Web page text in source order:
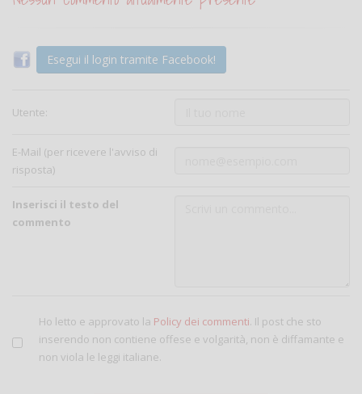
Esegui il login tramite Facebook!
Utente:
E-Mail (per ricevere l'avviso di
risposta)
Inserisci il testo del
commento
Ho letto e approvato la Policy dei commenti. Il post che sto
inserendo non contiene offese e volgarità, non è diffamante e
non viola le leggi italiane.